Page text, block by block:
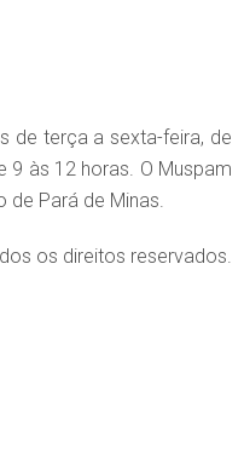
de terça a sexta-feira, de
9 às 12 horas. O Muspam
de Pará de Minas.
os direitos reservados.